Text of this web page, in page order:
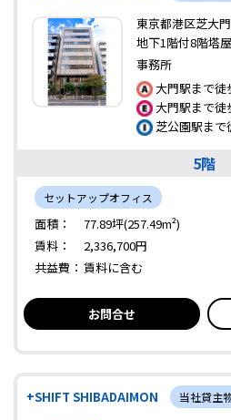
東京都港区芝大
地下1階付8階塔
事務所
大門駅まで徒
大門駅まで徒
芝公園駅まで
5階
セットアップオフィス
面積：
77.89坪(257.49m²)
賃料：
2,336,700円
共益費： 賃料に含む
お問合せ
+SHIFT SHIBADAIMON 当社貸主